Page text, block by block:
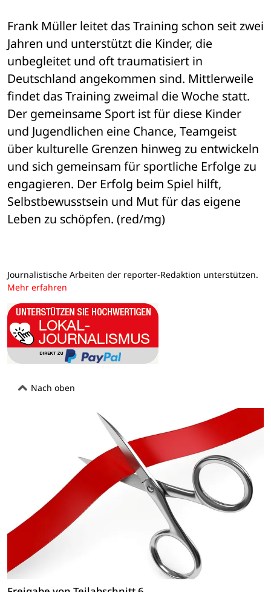
Frank Müller leitet das Training schon seit zwei
Jahren und unterstützt die Kinder, die
unbegleitet und oft traumatisiert in
Deutschland angekommen sind. Mittlerweile
findet das Training zweimal die Woche statt.
Der gemeinsame Sport ist für diese Kinder
und Jugendlichen eine Chance, Teamgeist
über kulturelle Grenzen hinweg zu entwickeln
und sich gemeinsam für sportliche Erfolge zu
engagieren. Der Erfolg beim Spiel hilft,
Selbstbewusstsein und Mut für das eigene
Leben zu schöpfen. (red/mg)
Journalistische Arbeiten der reporter-Redaktion unterstützen.
Mehr erfahren
Nach oben